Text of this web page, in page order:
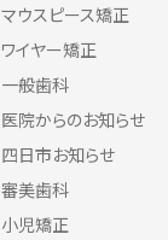
マウスピース矯正
ワイヤー矯正
一般歯科
医院からのお知らせ
四日市お知らせ
審美歯科
小児矯正